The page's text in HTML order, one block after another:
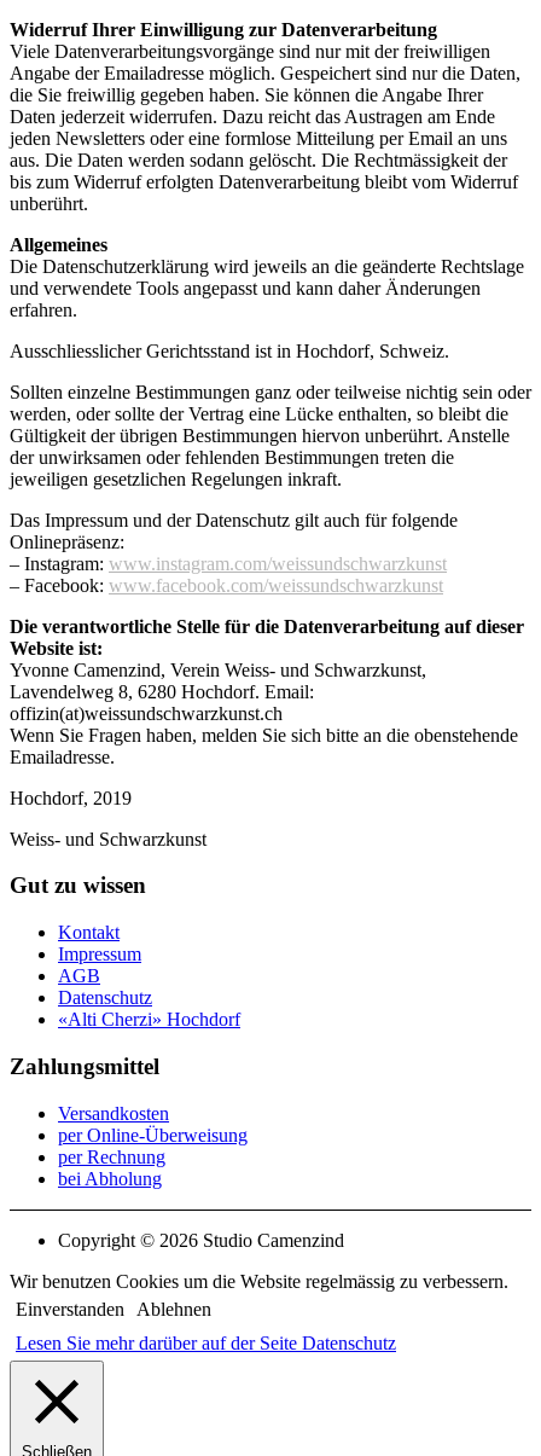
Widerruf Ihrer Einwilligung zur Datenverarbeitung
Viele Datenverarbeitungsvorgänge sind nur mit der freiwilligen
Angabe der Emailadresse möglich. Gespeichert sind nur die Daten,
die Sie freiwillig gegeben haben. Sie können die Angabe Ihrer
Daten jederzeit widerrufen. Dazu reicht das Austragen am Ende
jeden Newsletters oder eine formlose Mitteilung per Email an uns
aus. Die Daten werden sodann gelöscht. Die Rechtmässigkeit der
bis zum Widerruf erfolgten Datenverarbeitung bleibt vom Widerruf
unberührt.
Allgemeines
Die Datenschutzerklärung wird jeweils an die geänderte Rechtslage
und verwendete Tools angepasst und kann daher Änderungen
erfahren.
Ausschliesslicher Gerichtsstand ist in Hochdorf, Schweiz.
Sollten einzelne Bestimmungen ganz oder teilweise nichtig sein oder
werden, oder sollte der Vertrag eine Lücke enthalten, so bleibt die
Gültigkeit der übrigen Bestimmungen hiervon unberührt. Anstelle
der unwirksamen oder fehlenden Bestimmungen treten die
jeweiligen gesetzlichen Regelungen inkraft.
Das Impressum und der Datenschutz gilt auch für folgende
Onlinepräsenz:
– Instagram: www.instagram.com/weissundschwarzkunst
– Facebook: www.facebook.com/weissundschwarzkunst
Die verantwortliche Stelle für die Datenverarbeitung auf dieser
Website ist:
Yvonne Camenzind, Verein Weiss- und Schwarzkunst,
Lavendelweg 8, 6280 Hochdorf. Email:
offizin(at)weissundschwarzkunst.ch
Wenn Sie Fragen haben, melden Sie sich bitte an die obenstehende
Emailadresse.
Hochdorf, 2019
Weiss- und Schwarzkunst
Gut zu wissen
Kontakt
Impressum
AGB
Datenschutz
«Alti Cherzi» Hochdorf
Zahlungsmittel
Versandkosten
per Online-Überweisung
per Rechnung
bei Abholung
Copyright © 2026 Studio Camenzind
Wir benutzen Cookies um die Website regelmässig zu verbessern.
Einverstanden
Ablehnen
Lesen Sie mehr darüber auf der Seite Datenschutz
Schließen